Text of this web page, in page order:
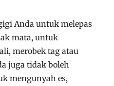
Anda untuk melepas
mata, untuk
merobek tag atau
juga tidak boleh
mengunyah es,